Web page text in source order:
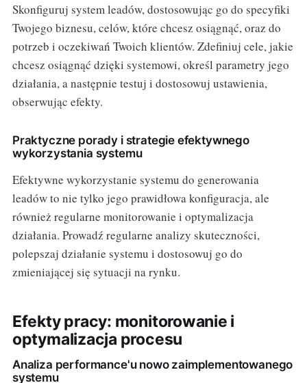
Skonfiguruj system leadów, dostosowując go do specyfiki
Twojego biznesu, celów, które chcesz osiągnąć, oraz do
potrzeb i oczekiwań Twoich klientów. Zdefiniuj cele, jakie
chcesz osiągnąć dzięki systemowi, określ parametry jego
działania, a następnie testuj i dostosowuj ustawienia,
obserwując efekty.
Praktyczne porady i strategie efektywnego
wykorzystania systemu
Efektywne wykorzystanie systemu do generowania
leadów to nie tylko jego prawidłowa konfiguracja, ale
również regularne monitorowanie i optymalizacja
działania. Prowadź regularne analizy skuteczności,
polepszaj działanie systemu i dostosowuj go do
zmieniającej się sytuacji na rynku.
Efekty pracy: monitorowanie i
optymalizacja procesu
Analiza performance'u nowo zaimplementowanego
systemu